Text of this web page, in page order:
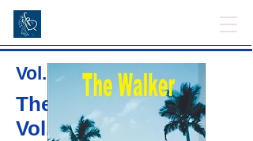
Vol. 2
The Walker's 2005
Vol.2